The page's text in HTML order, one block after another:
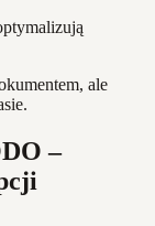
ale
–